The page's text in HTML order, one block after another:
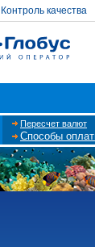
Контроль качества
Пересчет валют
Способы